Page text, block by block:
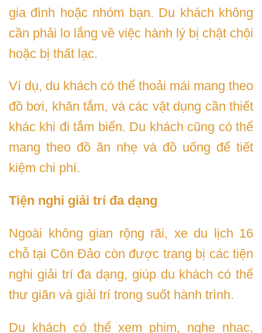
gia đình hoặc nhóm bạn. Du khách không
cần phải lo lắng về việc hành lý bị chật chội
hoặc bị thất lạc.
Ví dụ, du khách có thể thoải mái mang theo
đồ bơi, khăn tắm, và các vật dụng cần thiết
khác khi đi tắm biển. Du khách cũng có thể
mang theo đồ ăn nhẹ và đồ uống để tiết
kiệm chi phí.
Tiện nghi giải trí đa dạng
Ngoài không gian rộng rãi, xe du lịch 16
chỗ tại Côn Đảo còn được trang bị các tiện
nghi giải trí đa dạng, giúp du khách có thể
thư giãn và giải trí trong suốt hành trình.
Du khách có thể xem phim, nghe nhạc,